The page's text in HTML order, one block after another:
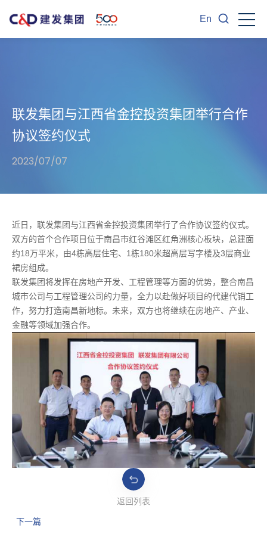
En
联发集团与江西省金控投资集团举行合作
协议签约仪式
2023/07/07
近日，联发集团与江西省金控投资集团举行了合作协议签约仪式。
双方的首个合作项目位于南昌市红谷滩区红角洲核心板块，总建面
约18万平米，由4栋高层住宅、1栋180米超高层写字楼及3层商业
裙房组成。
联发集团将发挥在房地产开发、工程管理等方面的优势，整合南昌
城市公司与工程管理公司的力量，全力以赴做好项目的代建代销工
作，努力打造南昌新地标。未来，双方也将继续在房地产、产业、
金融等领域加强合作。
返回列表
下一篇